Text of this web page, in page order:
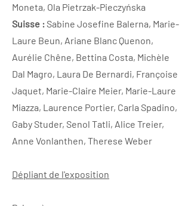
Moneta, Ola Pietrzak-Pieczyńska
Suisse : Sabine Josefine Balerna, Marie-
Laure Beun, Ariane Blanc Quenon,
Aurélie Chêne, Bettina Costa, Michèle
Dal Magro, Laura De Bernardi, Françoise
Jaquet, Marie-Claire Meier, Marie-Laure
Miazza, Laurence Portier, Carla Spadino,
Gaby Studer, Senol Tatli, Alice Treier,
Anne Vonlanthen, Therese Weber
Dépliant de l'exposition